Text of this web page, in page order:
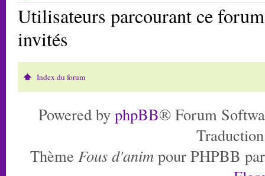
Utilisateurs parcourant ce
invités
Index du forum
Powered by phpBB® Forum
Thème Fous d'anim pour PHPBB